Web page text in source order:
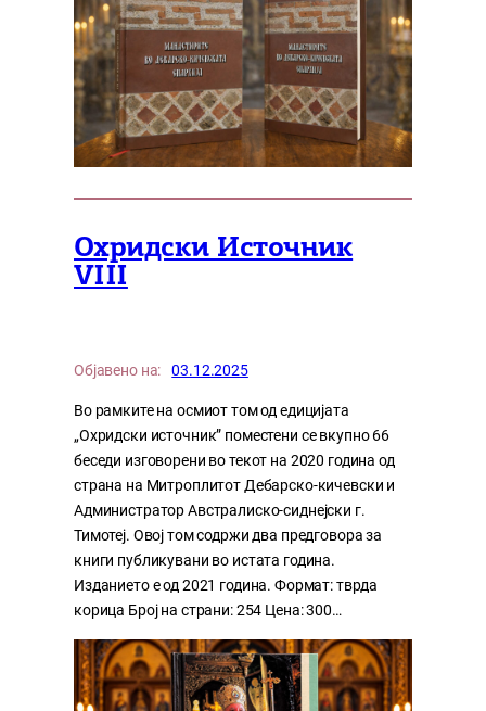
Охридски Источник
VIII
Објавено на: 03.12.2025
Во рамките на осмиот том од едицијата
„Охридски источник” поместени се вкупно 66
беседи изговорени во текот на 2020 година од
страна на Митроплитот Дебарско-кичевски и
Администратор Австралиско-сиднејски г.
Тимотеј. Овој том содржи два предговора за
книги публикувани во истата година.
Изданието е од 2021 година. Формат: тврда
корица Број на страни: 254 Цена: 300…